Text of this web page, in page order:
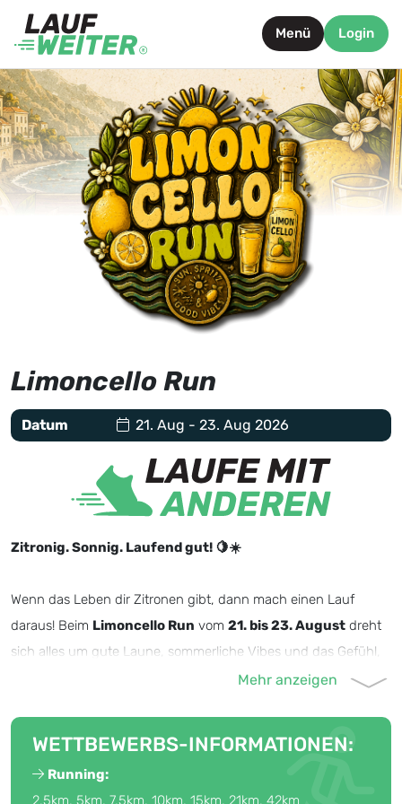
Menü Login
Limoncello Run
Datum 21. Aug - 23. Aug 2026
Zitronig. Sonnig. Laufend gut! 🍋☀️
Wenn das Leben dir Zitronen gibt, dann mach einen Lauf
daraus! Beim Limoncello Run vom 21. bis 23. August dreht
sich alles um gute Laune, sommerliche Vibes und das Gefühl,
Denn manchmal sind es die einfachen Dinge, die den Sommer
unvergesslich machen: ein entspannter Lauf, warme
Sonnenstrahlen auf der Haut, deine Lieblingsmusik auf den
WETTBEWERBS-INFORMATIONEN:
Running:
2,5km, 5km, 7,5km, 10km, 15km, 21km, 42km